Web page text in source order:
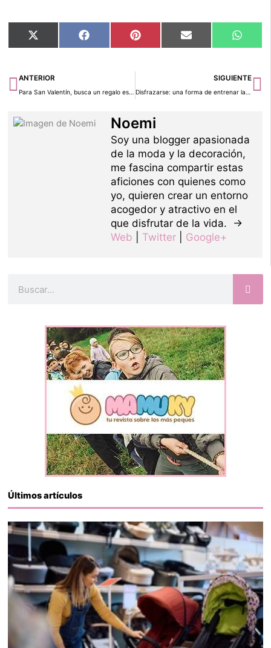
Compartir
en
X
(Twitter)
Compartir
en
Facebook Compartir
en
Pinterest Compartir
en
Email
en
Ant
ANTERIOR
Para San Valentín, busca un regalo especial
SIGUIENTE
Disfrazarse: una forma de entrenar la empatía y mucho más
Noemi
Soy una blogger apasionada
de la moda y la decoración,
me fascina compartir estas
aficiones con quienes como
yo, quieren crear un entorno
acogedor y atractivo en el
que disfrutar de la vida. →
Web
Twitter| Google+
Últimos artículos